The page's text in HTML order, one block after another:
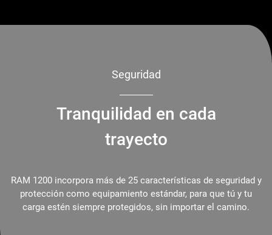
Seguridad
Tranquilidad en cada
trayecto
RAM 1200 incorpora más de 25 características de seguridad y
protección como equipamiento estándar, para que tú y tu
carga estén siempre protegidos, sin importar el camino.